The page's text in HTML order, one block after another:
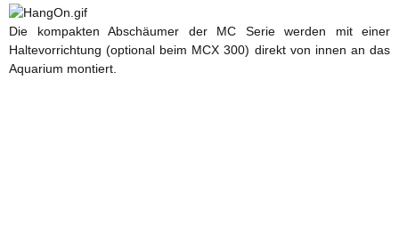
Die kompakten Abschäumer der MC Serie werden mit einer
Haltevorrichtung (optional beim MCX 300) direkt von innen an das
Aquarium montiert.